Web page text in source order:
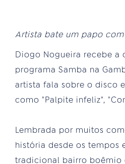
Artista bate um papo
Diogo Nogueira recebe a
programa Samba na
artista fala sobre o disco
como "Palpite infeliz",
Lembrada por muitos
história desde os tempos
tradicional bairro boêmio